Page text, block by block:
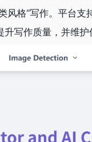
格”写作。平台
写作质量，并维护